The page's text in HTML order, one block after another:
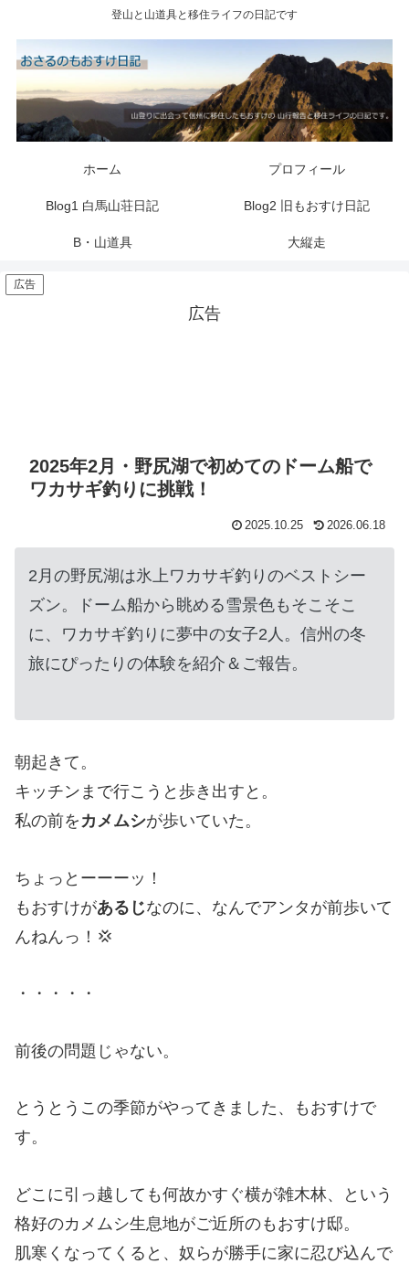
登山と山道具と移住ライフの日記です
ホーム プロフィール
Blog1 白馬山荘日記 Blog2 旧もおすけ日記
B・山道具 大縦走
広告
広告
2025年2月・野尻湖で初めてのドーム船で
ワカサギ釣りに挑戦！
2025.10.25 2026.06.18
2月の野尻湖は氷上ワカサギ釣りのベストシー
ズン。ドーム船から眺める雪景色もそこそこ
に、ワカサギ釣りに夢中の女子2人。信州の冬
旅にぴったりの体験を紹介＆ご報告。
朝起きて。
キッチンまで行こうと歩き出すと。
私の前を カメムシが歩いていた。
ちょっとーーーッ！
もおすけがあるじなのに、なんでアンタが前歩いて
んねんっ！💢
・・・・・
前後の問題じゃない。
とうとうこの季節がやってきました、もおすけで
す。
どこに引っ越しても何故かすぐ横が雑木林、という
格好のカメムシ生息地がご近所のもおすけ邸。
肌寒くなってくると、奴らが勝手に家に忍び込んで